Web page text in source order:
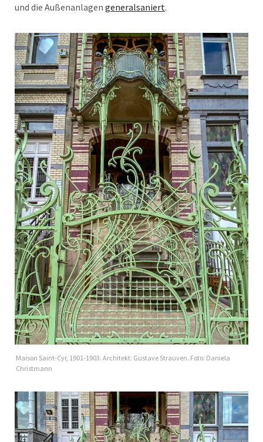
und die Außenanlagen generalsaniert.
Maison Saint-Cyr, 1901-1903. Architekt: Gustave Strauven. Foto: Daniela
Christmann